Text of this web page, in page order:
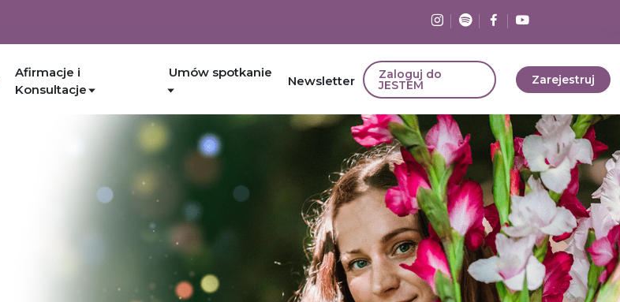
Afirmacje i
Konsultacje
Umów spotkanie
Newsletter Zaloguj do
JESTEM Zarejestruj